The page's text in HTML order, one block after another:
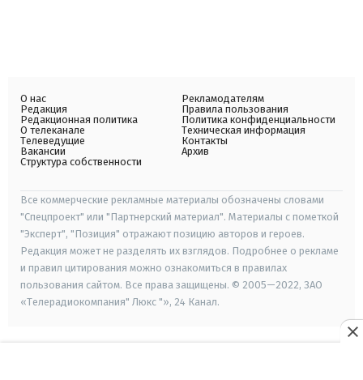
О нас
Редакция
Редакционная политика
О телеканале
Телеведущие
Вакансии
Структура собственности
Рекламодателям
Правила пользования
Политика конфиденциальности
Техническая информация
Контакты
Архив
Все коммерческие рекламные материалы обозначены словами
"Спецпроект" или "Партнерский материал". Материалы с пометкой
"Эксперт", "Позиция" отражают позицию авторов и героев.
Редакция может не разделять их взглядов. Подробнее о рекламе
и правил цитирования можно ознакомиться в правилах
пользования сайтом. Все права защищены. © 2005—2022, ЗАО
«Телерадиокомпания" Люкс "», 24 Канал.